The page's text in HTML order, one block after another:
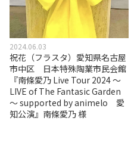
2024.06.03
祝花（フラスタ）愛知県名古屋
市中区 日本特殊陶業市民会館
『南條愛乃 Live Tour 2024 ～
LIVE of The Fantasic Garden
～ supported by animelo 愛
知公演』南條愛乃 様